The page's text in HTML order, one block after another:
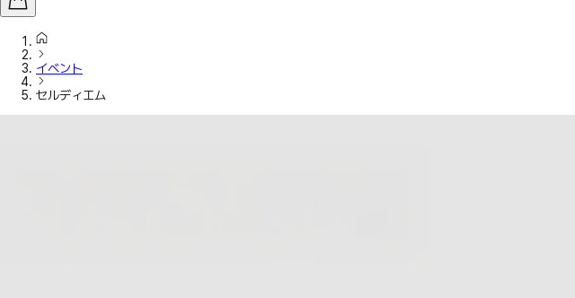
イベント
セルディエム